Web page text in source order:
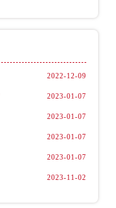
2022-12-09
2023-01-07
2023-01-07
2023-01-07
2023-01-07
2023-11-02